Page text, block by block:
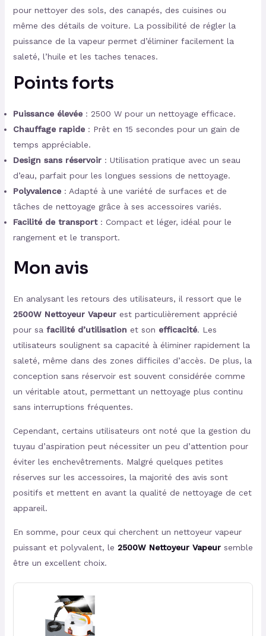
pour nettoyer des sols, des canapés, des cuisines ou
même des détails de voiture. La possibilité de régler la
puissance de la vapeur permet d’éliminer facilement la
saleté, l’huile et les taches tenaces.
Points forts
Puissance élevée: 2500 W pour un nettoyage efficace.
Chauffage rapide: Prêt en 15 secondes pour un gain de
temps appréciable.
Design sans réservoir: Utilisation pratique avec un seau
d’eau, parfait pour les longues sessions de nettoyage.
Polyvalence: Adapté à une variété de surfaces et de
tâches de nettoyage grâce à ses accessoires variés.
Facilité de transport: Compact et léger, idéal pour le
rangement et le transport.
Mon avis
En analysant les retours des utilisateurs, il ressort que le
2500W Nettoyeur Vapeurest particulièrement apprécié
pour sa facilité d’utilisation et son efficacité. Les
utilisateurs soulignent sa capacité à éliminer rapidement la
saleté, même dans des zones difficiles d’accès. De plus, la
conception sans réservoir est souvent considérée comme
un véritable atout, permettant un nettoyage plus continu
sans interruptions fréquentes.
Cependant, certains utilisateurs ont noté que la gestion du
tuyau d’aspiration peut nécessiter un peu d’attention pour
éviter les enchevêtrements. Malgré quelques petites
réserves sur les accessoires, la majorité des avis sont
positifs et mettent en avant la qualité de nettoyage de cet
appareil.
En somme, pour ceux qui cherchent un nettoyeur vapeur
puissant et polyvalent, le 2500W Nettoyeur Vapeursemble
être un excellent choix.